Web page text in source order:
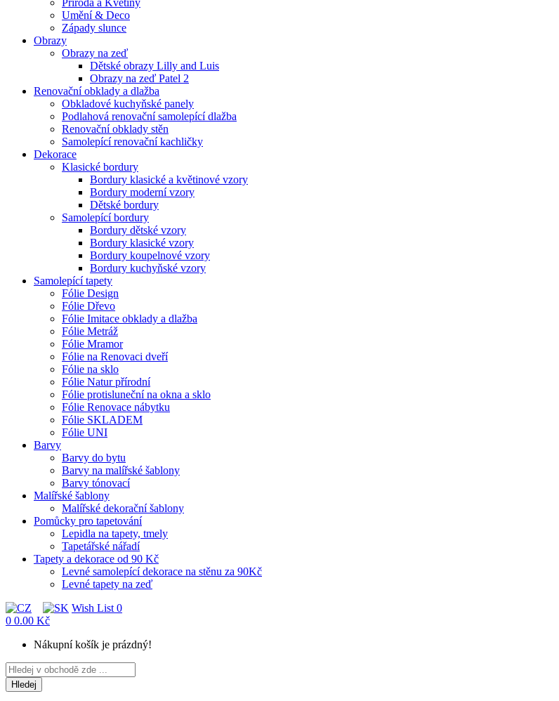
Umění & Deco
Západy slunce
Obrazy
Obrazy na zeď
Dětské obrazy Lilly and Luis
Obrazy na zeď Patel 2
Renovační obklady a dlažba
Obkladové kuchyňské panely
Podlahová renovační samolepící dlažba
Renovační obklady stěn
Samolepící renovační kachličky
Dekorace
Klasické bordury
Bordury klasické a květinové vzory
Bordury moderní vzory
Dětské bordury
Samolepící bordury
Bordury dětské vzory
Bordury klasické vzory
Bordury koupelnové vzory
Bordury kuchyňské vzory
Samolepící tapety
Fólie Design
Fólie Dřevo
Fólie Imitace obklady a dlažba
Fólie Metráž
Fólie Mramor
Fólie na Renovaci dveří
Fólie na sklo
Fólie Natur přírodní
Fólie protisluneční na okna a sklo
Fólie Renovace nábytku
Fólie SKLADEM
Fólie UNI
Barvy
Barvy do bytu
Barvy na malířské šablony
Barvy tónovací
Malířské šablony
Malířské dekorační šablony
Pomůcky pro tapetování
Lepidla na tapety, tmely
Tapetářské nářadí
Tapety a dekorace od 90 Kč
Levné samolepící dekorace na stěnu za 90Kč
Levné tapety na zeď
Wish List 0
0 0.00 Kč
Nákupní košík je prázdný!
Hledej